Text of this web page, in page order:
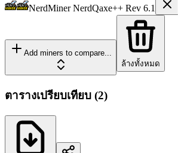
NerdMiner NerdQaxe++ Rev 6.1
Add miners to compare...
ล้างทั้งหมด
ตารางเปรียบเทียบ (2)